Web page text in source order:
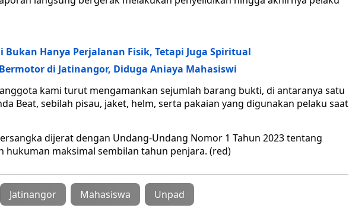
Bukan Hanya Perjalanan Fisik, Tetapi Juga Spiritual
di Jatinangor, Diduga Aniaya Mahasiswi
kami turut mengamankan sejumlah barang bukti, di antaranya satu
Beat, sebilah pisau, jaket, helm, serta pakaian yang digunakan pelaku saat
dijerat dengan Undang-Undang Nomor 1 Tahun 2023 tentang
hukuman maksimal sembilan tahun penjara. (red)
Jatinangor Mahasiswa Unpad